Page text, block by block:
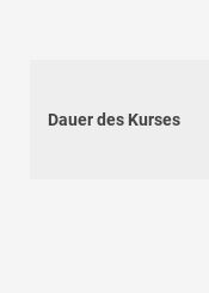
Dauer des Kurses